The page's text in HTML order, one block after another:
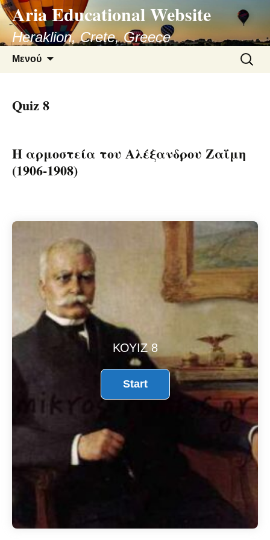
Μετάβαση
σε
περιεχόμενο
Aria Educational Website
Heraklion, Crete, Greece
Μενού
για:
Quiz 8
Η αρμοστεία του Αλέξανδρου Ζαΐμη
(1906-1908)
ΚΟΥΊΖ 8